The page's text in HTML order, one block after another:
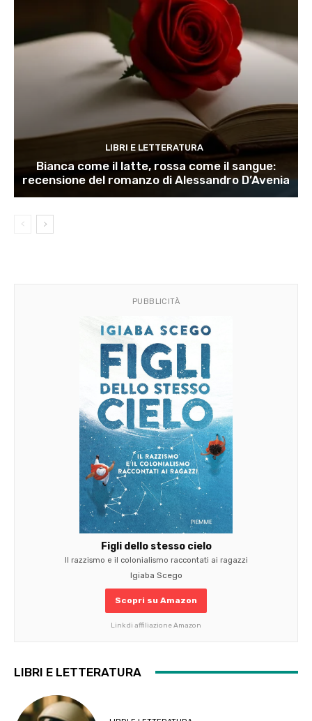
LIBRI E LETTERATURA
Bianca come il latte, rossa come il sangue:
recensione del romanzo di Alessandro D’Avenia
PUBBLICITÀ
Figli dello stesso cielo
Il razzismo e il colonialismo raccontati ai ragazzi
Igiaba Scego
Scopri su Amazon
Link di affiliazione Amazon
LIBRI E LETTERATURA